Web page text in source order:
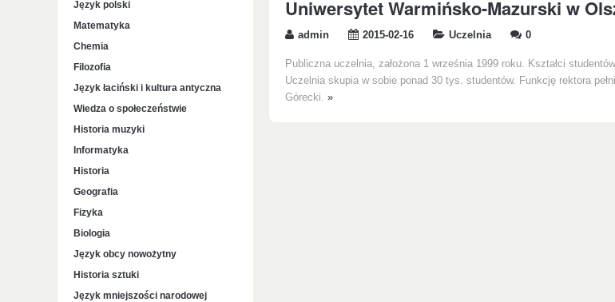
Uniwersytet Warmińsko-Mazurski w
admin 2015-02-16 Uczelnia 0
Publiczna uczelnia, założona 1 września 1999 roku. Kształci
Uczelnia skupia w sobie ponad 30 tys. studentów. Funkcję rektora
Górecki. »
Język polski
Matematyka
Chemia
Filozofia
Język łaciński i kultura antyczna
Wiedza o społeczeństwie
Historia muzyki
Informatyka
Historia
Geografia
Fizyka
Biologia
Język obcy nowożytny
Historia sztuki
Język mniejszości narodowej